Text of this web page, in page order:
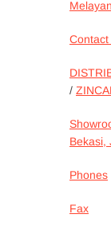
Contact
/
Bekasi,
Phones
Fax :